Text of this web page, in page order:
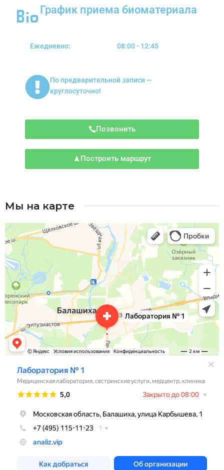
График приема биоматериала
Ежедневно: 08:00 - 12:45
По предварительной записи —
круглосуточно!
Позвонить
Построить маршрут
Мы на карте